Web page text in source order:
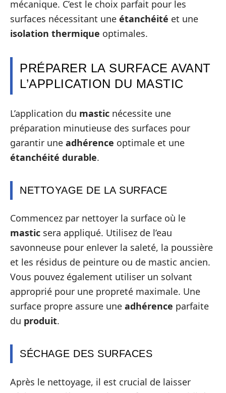
mécanique. C’est le choix parfait pour les
surfaces nécessitant une étanchéité et une
isolation thermique optimales.
PRÉPARER LA SURFACE AVANT
L’APPLICATION DU MASTIC
L’application du mastic nécessite une
préparation minutieuse des surfaces pour
garantir une adhérence optimale et une
étanchéité durable.
NETTOYAGE DE LA SURFACE
Commencez par nettoyer la surface où le
mastic sera appliqué. Utilisez de l’eau
savonneuse pour enlever la saleté, la poussière
et les résidus de peinture ou de mastic ancien.
Vous pouvez également utiliser un solvant
approprié pour une propreté maximale. Une
surface propre assure une adhérence parfaite
du produit.
SÉCHAGE DES SURFACES
Après le nettoyage, il est crucial de laisser